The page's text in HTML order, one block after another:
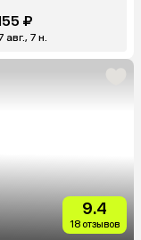
₽
авг., 7 н.
9.4
18 отзывов